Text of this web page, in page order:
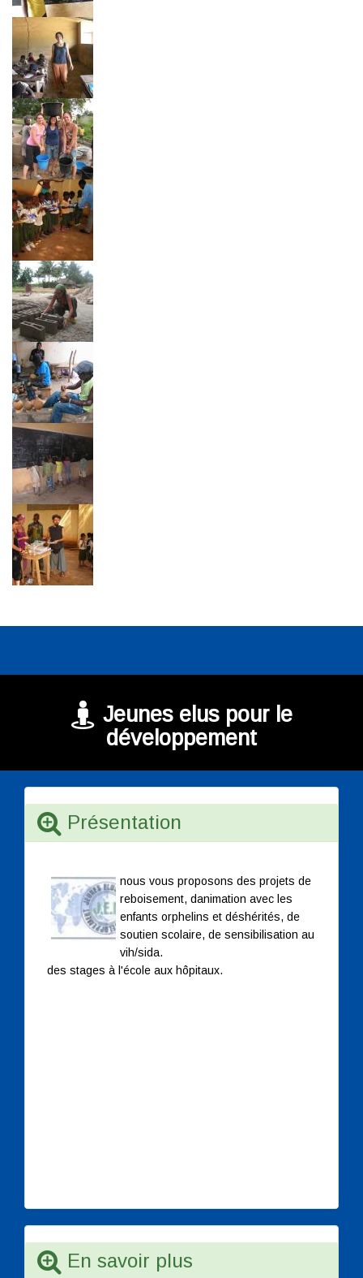
Jeunes elus pour le
développement
Présentation
nous vous proposons des projets de
reboisement, danimation avec les
enfants orphelins et déshérités, de
soutien scolaire, de sensibilisation au
vih/sida.
des stages à l'école aux hôpitaux.
En savoir plus